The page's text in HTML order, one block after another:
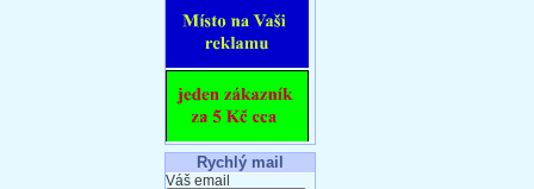
Rychlý mail
Váš email